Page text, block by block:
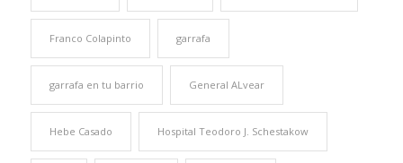
Franco Colapinto garrafa
garrafa en tu barrio General ALvear
Hebe Casado Hospital Teodoro J. Schestakow